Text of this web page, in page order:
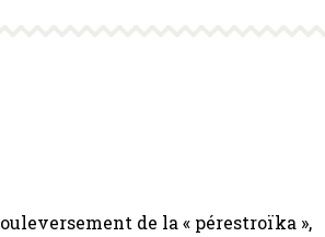
de la « pérestroïka »,